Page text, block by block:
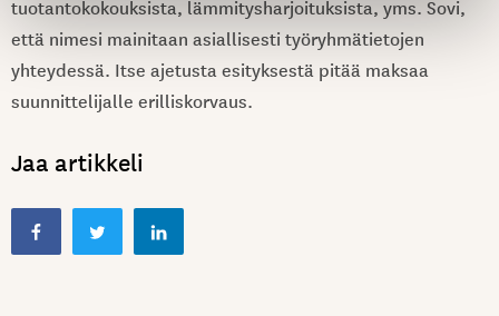
tuotantokokouksista, lämmitysharjoituksista, yms. Sovi,
että nimesi mainitaan asiallisesti työryhmätietojen
yhteydessä. Itse ajetusta esityksestä pitää maksaa
suunnittelijalle erilliskorvaus.
Jaa artikkeli